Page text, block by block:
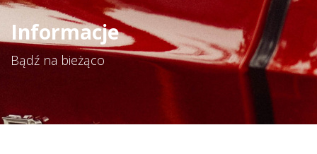
Informacje
Bądź na bieżąco